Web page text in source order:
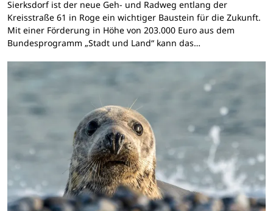
Sierksdorf ist der neue Geh- und Radweg entlang der
Kreisstraße 61 in Roge ein wichtiger Baustein für die Zukunft.
Mit einer Förderung in Höhe von 203.000 Euro aus dem
Bundesprogramm „Stadt und Land“ kann das…